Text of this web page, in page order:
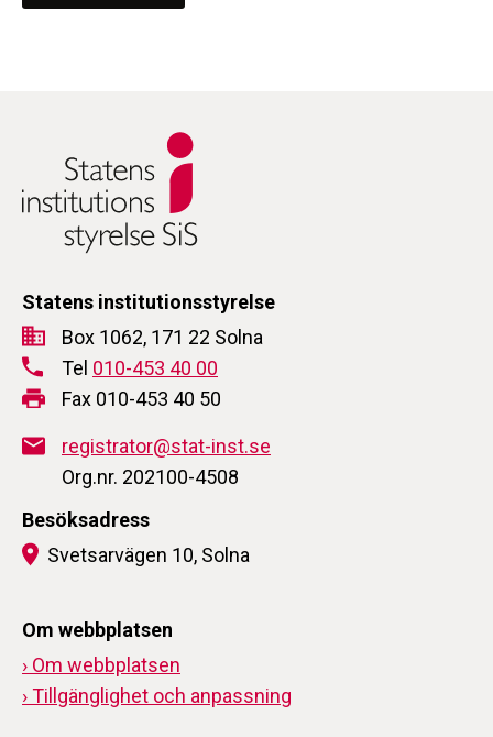
Statens institutionsstyrelse
Box 1062, 171 22 Solna
Tel 010-453 40 00
Fax 010-453 40 50
registrator@stat-inst.se
Org.nr. 202100-4508
Besöksadress
Svetsarvägen 10, Solna
Om webbplatsen
› Om webbplatsen
› Tillgänglighet och anpassning